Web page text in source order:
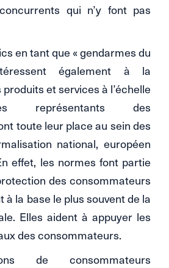
qui n’y font pas
en tant que « gendarmes du
également à la
et services à l’échelle
représentants des
toute leur place au sein des
national, européen
effet, les normes font partie
des consommateurs
à la base le plus souvent de la
Elles aident à appuyer les
des consommateurs.
de consommateurs